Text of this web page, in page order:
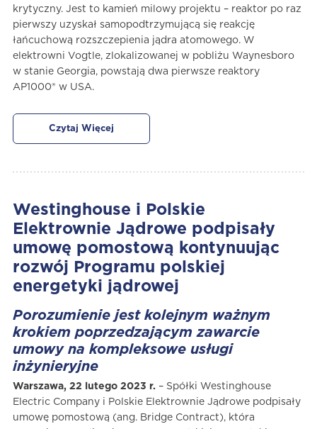
krytyczny. Jest to kamień milowy projektu – reaktor po raz
pierwszy uzyskał samopodtrzymującą się reakcję
łańcuchową rozszczepienia jądra atomowego. W
elektrowni Vogtle, zlokalizowanej w pobliżu Waynesboro
w stanie Georgia, powstają dwa pierwsze reaktory
AP1000® w USA.
Czytaj Więcej
Westinghouse i Polskie
Elektrownie Jądrowe podpisały
umowę pomostową kontynuując
rozwój Programu polskiej
energetyki jądrowej
Porozumienie jest kolejnym ważnym
krokiem poprzedzającym zawarcie
umowy na kompleksowe usługi
inżynieryjne
Warszawa, 22 lutego 2023 r.– Spółki Westinghouse
Electric Company i Polskie Elektrownie Jądrowe podpisały
umowę pomostową (ang. Bridge Contract), która